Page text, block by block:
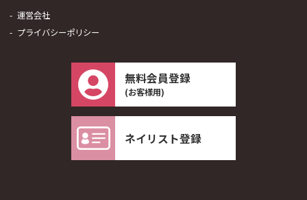
運営会社
プライバシーポリシー
無料会員登録
(お客様用)
ネイリスト登録